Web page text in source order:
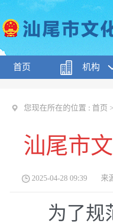
首页 机构
您现在所在的位置 : 首页 >
汕尾市
2025-04-28 09:39 来
为了规范